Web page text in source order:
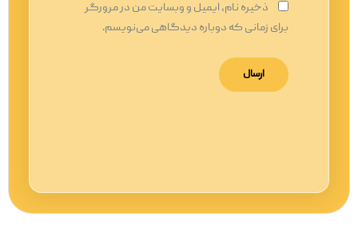
ذخیره نام، ایمیل و وبسایت من در مرورگر
برای زمانی که دوباره دیدگاهی می‌نویسم.